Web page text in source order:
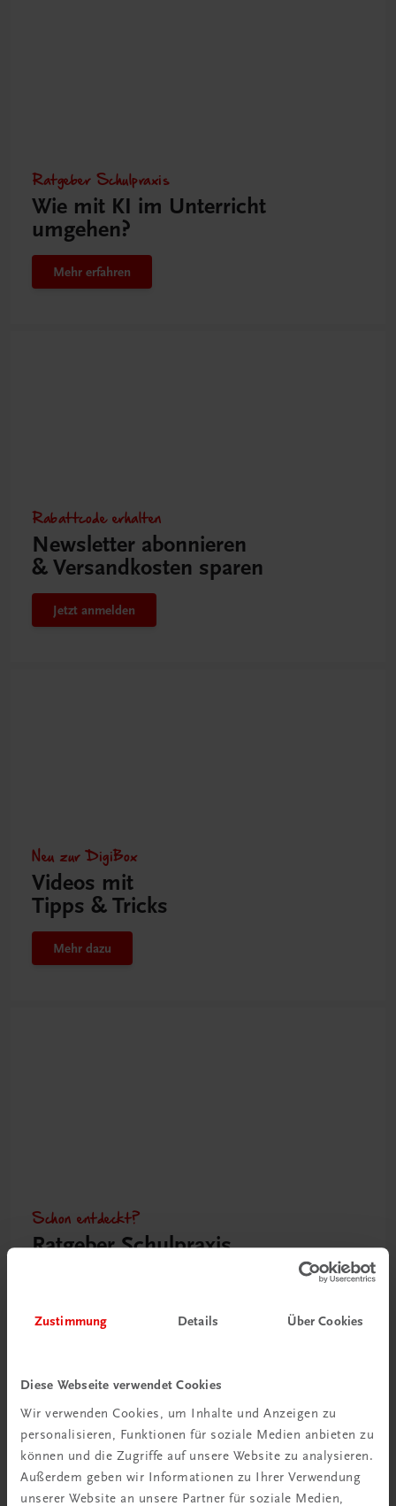
Zustimmung Details Über Cookies
Diese Webseite verwendet Cookies
Wir verwenden Cookies, um Inhalte und Anzeigen zu
personalisieren, Funktionen für soziale Medien anbieten zu
können und die Zugriffe auf unsere Website zu analysieren.
Außerdem geben wir Informationen zu Ihrer Verwendung
unserer Website an unsere Partner für soziale Medien,
Ratgeber Schulpraxis
Wie mit KI im Unterricht
umgehen?
Mehr erfahren
Rabattcode erhalten
Newsletter abonnieren
& Versandkosten sparen
Jetzt anmelden
Neu zur DigiBox
Videos mit
Tipps & Tricks
Mehr dazu
Schon entdeckt?
Ratgeber Schulpraxis